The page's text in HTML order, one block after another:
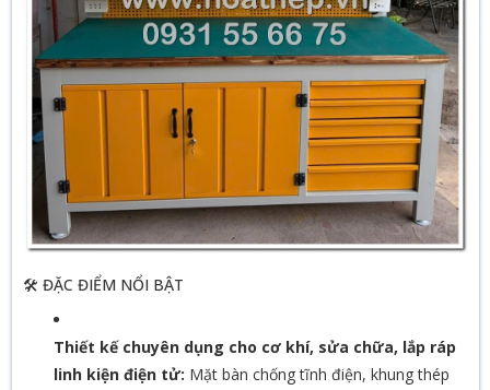
🛠️ ĐẶC ĐIỂM NỔI BẬT
Thiết kế chuyên dụng cho cơ khí, sửa chữa, lắp ráp
linh kiện điện tử: Mặt bàn chống tĩnh điện, khung thép